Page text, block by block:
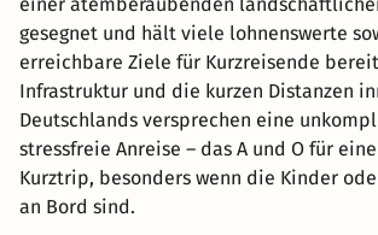
einer atemberaubenden
gesegnet und hält viele lohnenswerte
erreichbare Ziele für Kurzreisende
Infrastruktur und die kurzen Distanzen
Deutschlands versprechen eine
stressfreie Anreise – das A und O für
Kurztrip, besonders wenn die Kinder
an Bord sind.